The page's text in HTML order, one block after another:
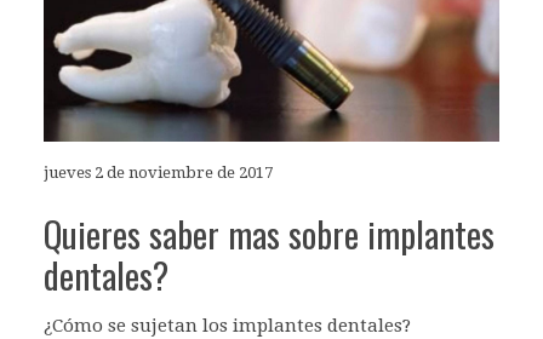
jueves 2 de noviembre de 2017
Quieres saber mas sobre implantes
dentales?
¿Cómo se sujetan los implantes dentales?